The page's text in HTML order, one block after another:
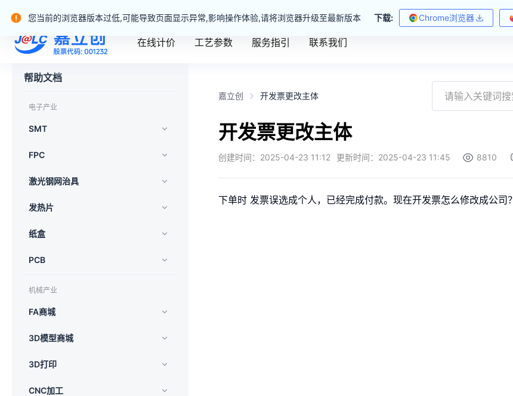
您当前的浏览器版本过低,可能导致页面显示异常,影响操作体验,请将浏览器升级至最新版本 下载: Chrome浏览器
在线计价 工艺参数 服务指引 联系我们
帮助文档
电子产业
SMT
FPC
激光钢网治具
发热片
纸盒
PCB
机械产业
FA商城
3D模型商城
3D打印
CNC加工
嘉立创 开发票更改主体
开发票更改主体
创建时间： 2025-04-23 11:12 更新时间： 2025-04-23 11:45 8810
下单时 发票误选成个人，已经完成付款。现在开发票怎么修改成公司？